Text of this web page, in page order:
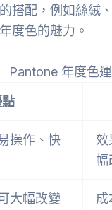
搭配，例如絲絨
度色的魅力。
Pantone 年度色
操作、快
效
幅
大幅改變
成